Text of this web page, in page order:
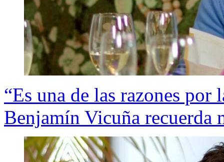
“Es una de las razones por
Benjamín Vicuña recuerda